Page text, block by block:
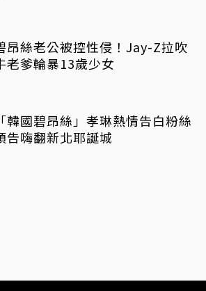
昂絲老公被控性侵！Jay-Z拉吹
老爹輪暴13歲少女
「韓國碧昂絲」孝琳熱情告白粉絲
告嗨翻新北耶誕城